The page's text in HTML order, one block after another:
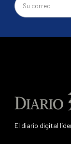
El diario digital